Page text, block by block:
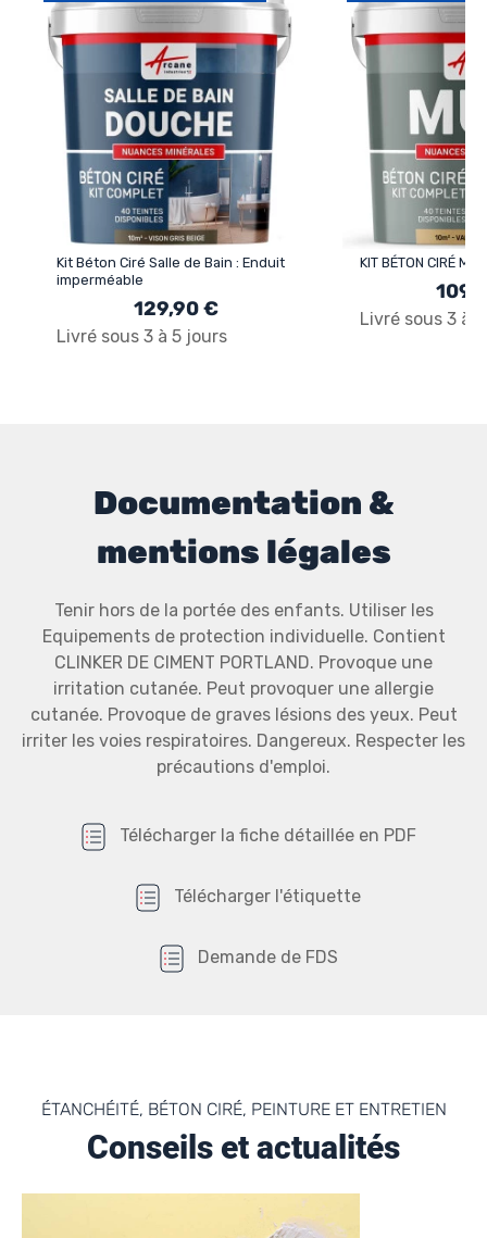
Kit Béton Ciré Salle de Bain : Enduit
imperméable
129,90 €
Livré sous 3 à 5 jours
KIT BÉTON CIRÉ
Livré sous 3 à
Documentation &
mentions légales
Tenir hors de la portée des enfants. Utiliser les
Equipements de protection individuelle. Contient
CLINKER DE CIMENT PORTLAND. Provoque une
irritation cutanée. Peut provoquer une allergie
cutanée. Provoque de graves lésions des yeux. Peut
irriter les voies respiratoires. Dangereux. Respecter les
précautions d'emploi.
Télécharger la fiche détaillée en PDF
Télécharger l'étiquette
Demande de FDS
ÉTANCHÉITÉ, BÉTON CIRÉ, PEINTURE ET ENTRETIEN
Conseils et actualités